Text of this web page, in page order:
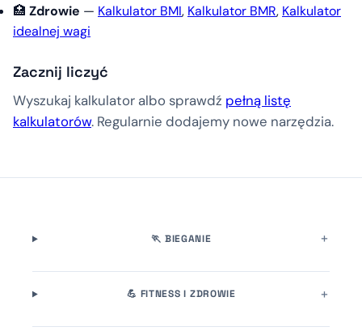
🏥 Zdrowie — Kalkulator BMI, Kalkulator BMR, Kalkulator
idealnej wagi
Zacznij liczyć
Wyszukaj kalkulator albo sprawdź pełną listę
kalkulatorów. Regularnie dodajemy nowe narzędzia.
🏃 BIEGANIE
💪 FITNESS I ZDROWIE